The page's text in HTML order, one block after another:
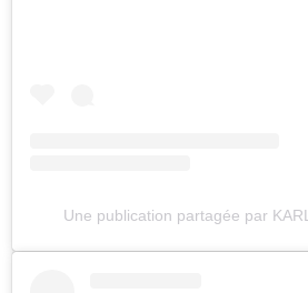
Une publication partagée par